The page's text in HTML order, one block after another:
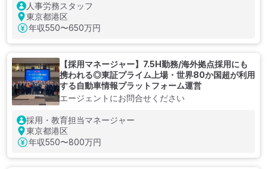
人事労務スタッフ
東京都港区
年収550〜650万円
【採用マネージャー】7.5H勤務/海外拠点採用にも
携われる◎東証プライム上場・世界80か国超が利用
する自動車情報プラットフォーム運営
エージェントにお問合せください
採用・教育担当マネージャー
東京都港区
年収550〜800万円